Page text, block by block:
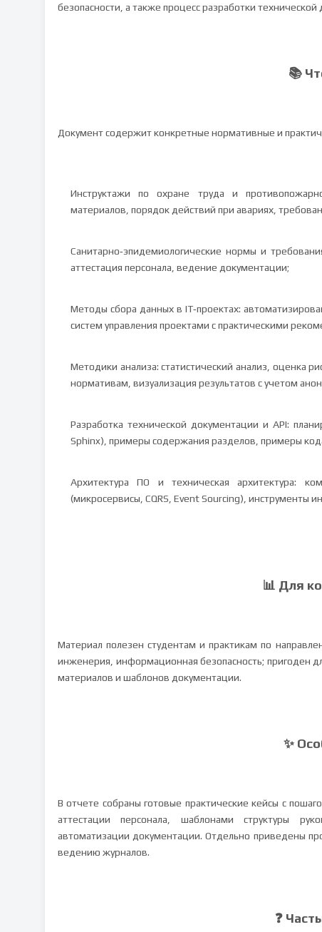
безопасности, а также процесс разработки
📚
Документ содержит конкретные нормативные и
Инструктажи по охране труда и
материалов, порядок действий при авариях,
Санитарно‑эпидемиологические нормы и
аттестация персонала, ведение документации;
Методы сбора данных в IT‑проектах:
систем управления проектами с практическими
Методики анализа: статистический анализ, оценка
нормативам, визуализация результатов с учетом
Разработка технической документации и API:
Sphinx), примеры содержания разделов, примеры
Архитектура ПО и техническая архитектура:
(микросервисы, CQRS, Event Sourcing), инструменты
📊 Для
Материал полезен студентам и практикам по
инженерия, информационная безопасность; пригоден
материалов и шаблонов документации.
✨
В отчете собраны готовые практические кейсы с
аттестации персонала, шаблонами структуры
автоматизации документации. Отдельно приведены
ведению журналов.
❓